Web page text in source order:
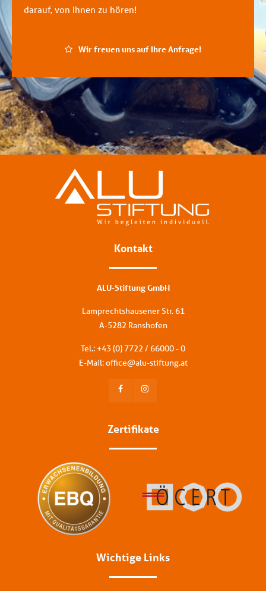
darauf, von Ihnen zu hören!
Wir freuen uns auf Ihre Anfrage!
Kontakt
ALU-Stiftung GmbH
Lamprechtshausener Str. 61
A-5282 Ranshofen
Tel.: +43 (0) 7722 / 66000 - 0
E-Mail:office@alu-stiftung.at
Zertifikate
Wichtige Links